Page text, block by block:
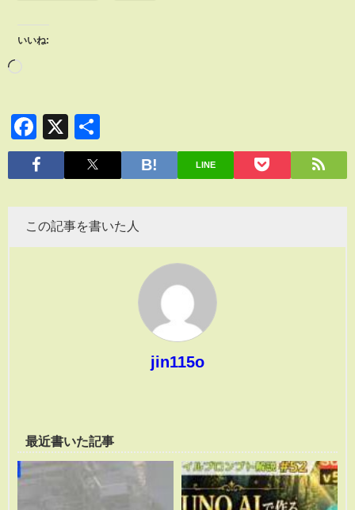
いいね:
Facebook
X
有
LINE
この記事を書いた人
jin115o
最近書いた記事